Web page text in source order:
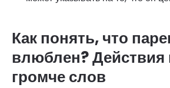
Как понять, что
влюблен? Действия
громче слов